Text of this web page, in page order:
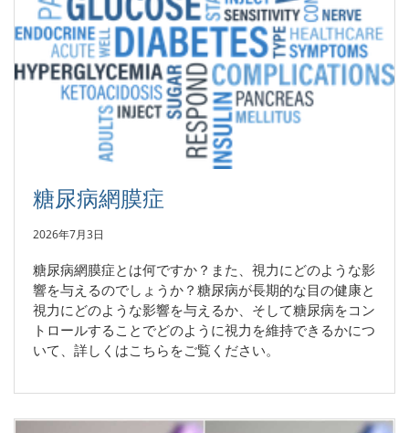
糖尿病網膜症
2026年7月3日
糖尿病網膜症とは何ですか？また、視力にどのような影
響を与えるのでしょうか？糖尿病が長期的な目の健康と
視力にどのような影響を与えるか、そして糖尿病をコン
トロールすることでどのように視力を維持できるかにつ
いて、詳しくはこちらをご覧ください。